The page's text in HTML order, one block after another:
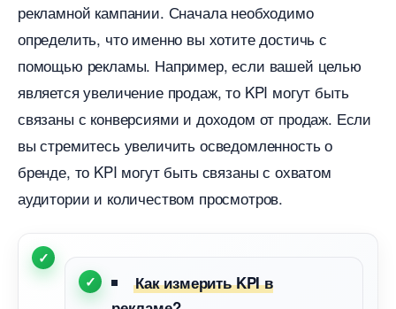
рекламной кампании. Сначала необходимо
определить, что именно вы хотите достичь с
помощью рекламы. Например, если вашей целью
является увеличение продаж, то KPI могут быть
связаны с конверсиями и доходом от продаж. Если
ы стремитесь увеличить осведомленность о
ренде, то KPI могут быть связаны с охватом
аудитории и количеством просмотров.
Как измерить KPI